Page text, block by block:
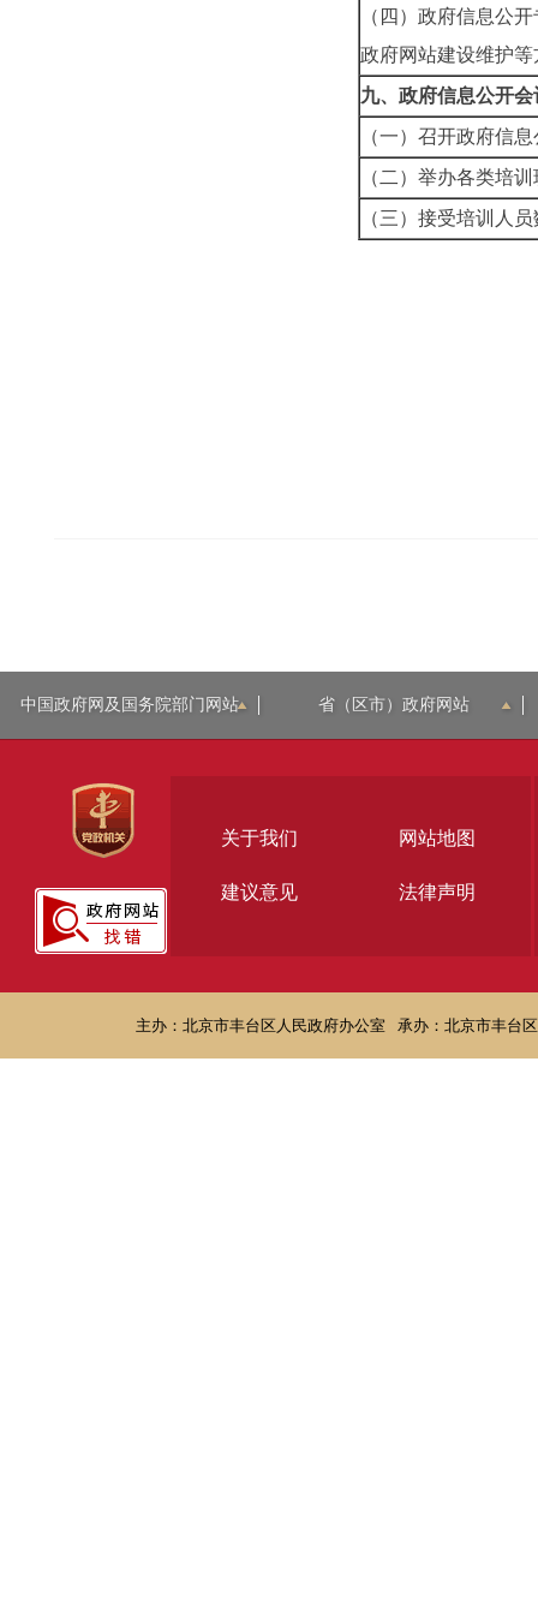
（四）政府信息公
政府网站建设维护
九、政府信息公开
（一）召开政府信
（二）举办各类培
（三）接受培训人员
中国政府网及国务院部门网站 省（区市）政府网站
关于我们 网站地图
建议意见 法律声明
主办：北京市丰台区人民政府办公室 承办：北京市丰台